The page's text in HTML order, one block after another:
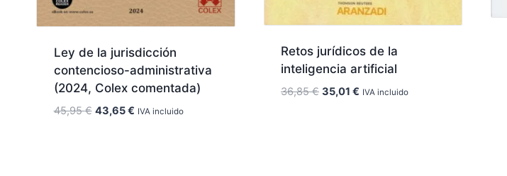
Ley de la jurisdicción
contencioso-administrativa
(2024, Colex comentada)
45,95€ El
43,65€ElIVA incluido
Retos jurídicos de la
inteligencia artificial
36,85€ El
35,01 € El
IVA incluido